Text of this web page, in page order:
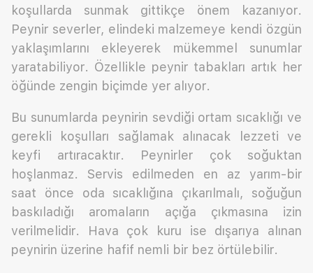
koşullarda sunmak gittikçe önem kazanıyor.
Peynir severler, elindeki malzemeye kendi özgün
yaklaşımlarını ekleyerek mükemmel sunumlar
yaratabiliyor. Özellikle peynir tabakları artık her
öğünde zengin biçimde yer alıyor.
Bu sunumlarda peynirin sevdiği ortam sıcaklığı ve
gerekli koşulları sağlamak alınacak lezzeti ve
keyfi artıracaktır. Peynirler çok soğuktan
hoşlanmaz. Servis edilmeden en az yarım-bir
saat önce oda sıcaklığına çıkarılmalı, soğuğun
baskıladığı aromaların açığa çıkmasına izin
verilmelidir. Hava çok kuru ise dışarıya alınan
peynirin üzerine hafif nemli bir bez örtülebilir.